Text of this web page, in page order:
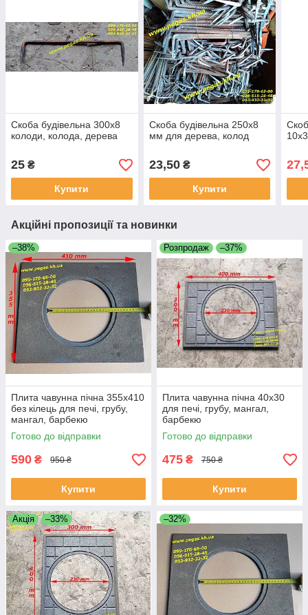
Скоба будівельна 300х8
колоди, колода, дерева
25 ₴
Купити
Скоба будівельна 250х8
мм для дерева, колод
23,50₴
Купити
Акційні пропозиції та новинки
–38%
Плита чавунна пічна 355х410
без кілець для печі, грубу,
мангал, барбекю
Готово до відправки
590 ₴ 950 ₴
Купити
Розпродаж –37%
Плита чавунна пічна 40х30
для печі, грубу, мангал,
барбекю
Готово до відправки
475 ₴ 750 ₴
Купити
Акція –33% –32%